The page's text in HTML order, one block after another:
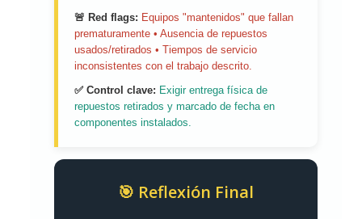
🚨 Red flags: Equipos "mantenidos" que fallan
prematuramente • Ausencia de repuestos
usados/retirados • Tiempos de servicio
inconsistentes con el trabajo descrito.
✅ Control clave: Exigir entrega física de
repuestos retirados y marcado de fecha en
componentes instalados.
🎯 Reflexión Final